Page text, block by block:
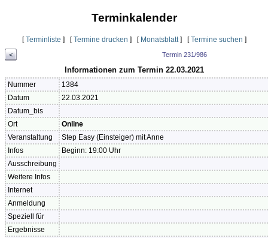
Terminkalender
[Terminliste ] [Termine drucken ] [ Monatsblatt] [Termine suchen ]
< Termin 231/986
Informationen zum Termin 22.03.2021
Nummer
1384
Datum
22.03.2021
Datum_bis
Ort
Online
Veranstaltung
Step Easy (Einsteiger) mit Anne
Infos
Beginn: 19:00 Uhr
Ausschreibung
Weitere Infos
Internet
Anmeldung
Speziell für
Ergebnisse